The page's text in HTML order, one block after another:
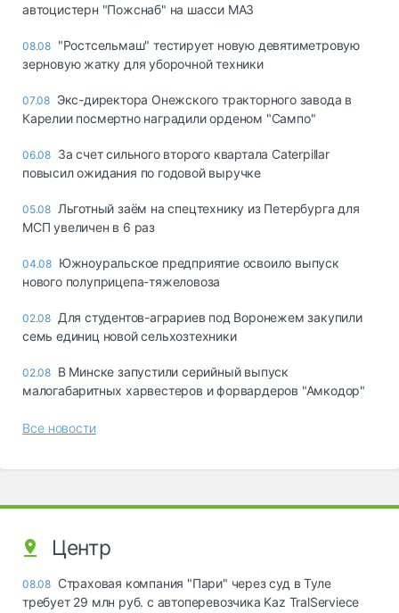
автоцистерн "Пожснаб" на шасси МАЗ
08.08 "Ростсельмаш" тестирует новую девятиметровую
зерновую жатку для уборочной техники
07.08 Экс-директора Онежского тракторного завода в
Карелии посмертно наградили орденом "Сампо"
06.08 За счет сильного второго квартала Caterpillar
повысил ожидания по годовой выручке
05.08 Льготный заём на спецтехнику из Петербурга для
МСП увеличен в 6 раз
04.08 Южноуральское предприятие освоило выпуск
нового полуприцепа-тяжеловоза
02.08 Для студентов-аграриев под Воронежем закупили
семь единиц новой сельхозтехники
02.08 В Минске запустили серийный выпуск
малогабаритных харвестеров и форвардеров "Амкодор"
Все новости
Центр
08.08 Страховая компания "Пари" через суд в Туле
требует 29 млн руб. с автоперевозчика Kaz TralServiece